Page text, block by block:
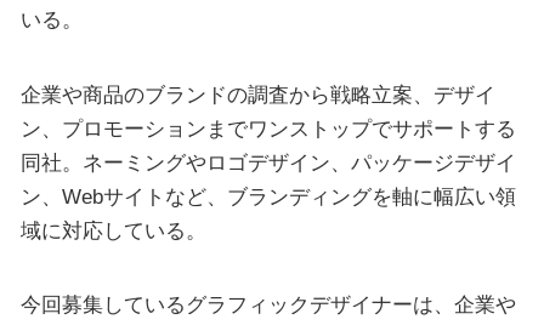
いる。
企業や商品のブランドの調査から戦略立案、デザイ
ン、プロモーションまでワンストップでサポートする
同社。ネーミングやロゴデザイン、パッケージデザイ
ン、Webサイトなど、ブランディングを軸に幅広い領
域に対応している。
今回募集しているグラフィックデザイナーは、企業や